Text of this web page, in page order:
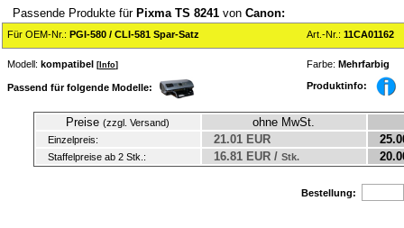
Passende Produkte für Pixma TS 8241 von Canon:
Für OEM-Nr.: PGI-580 / CLI-581 Spar-Satz Art.-Nr.: 11CA01162
Modell: kompatibel [ Info] Farbe: Mehrfarbig
Passend für folgende Modelle: Produktinfo:
Preise (zzgl. Versand) ohne MwSt.
Einzelpreis: 21.01 EUR
Staffelpreise ab 2 Stk.: 16.81 EUR / Stk.
Bestellung: